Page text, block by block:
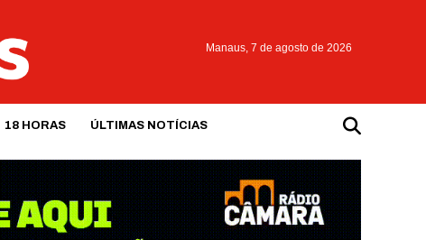
Manaus, 7 de agosto de 2026
18 HORAS ÚLTIMAS NOTÍCIAS